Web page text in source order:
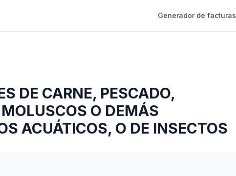
Generador de facturas
DE CARNE, PESCADO,
O DEMÁS
ACUÁTICOS, O DE INSECTOS